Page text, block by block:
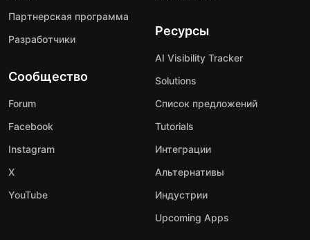
Партнерская программа
Разработчики
Сообщество
Forum
Facebook
Instagram
X
YouTube
Ресурсы
AI Visibility Tracker
Solutions
Список предложений
Tutorials
Интеграции
Альтернативы
Индустрии
Upcoming Apps